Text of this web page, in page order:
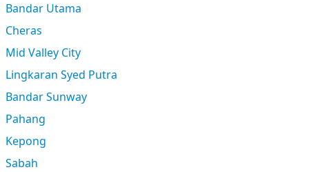
Bandar Utama
Cheras
Mid Valley City
Lingkaran Syed Putra
Bandar Sunway
Pahang
Kepong
Sabah